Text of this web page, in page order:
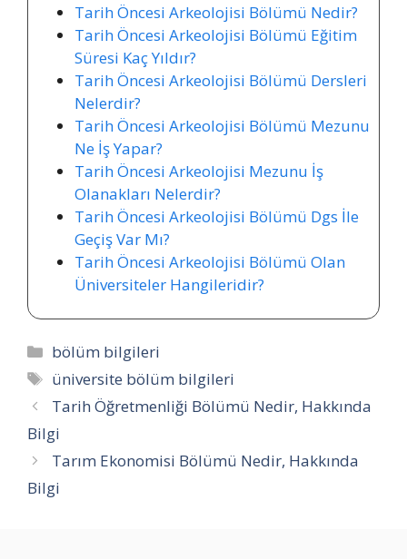
Tarih Öncesi Arkeolojisi Bölümü Nedir?
Tarih Öncesi Arkeolojisi Bölümü Eğitim
Süresi Kaç Yıldır?
Tarih Öncesi Arkeolojisi Bölümü Dersleri
Nelerdir?
Tarih Öncesi Arkeolojisi Bölümü Mezunu
Ne İş Yapar?
Tarih Öncesi Arkeolojisi Mezunu İş
Olanakları Nelerdir?
Tarih Öncesi Arkeolojisi Bölümü Dgs İle
Geçiş Var Mı?
Tarih Öncesi Arkeolojisi Bölümü Olan
Üniversiteler Hangileridir?
Kategoriler
bölüm bilgileri
Etiketler
üniversite bölüm bilgileri
Tarih Öğretmenliği Bölümü Nedir, Hakkında
Bilgi
Tarım Ekonomisi Bölümü Nedir, Hakkında
Bilgi